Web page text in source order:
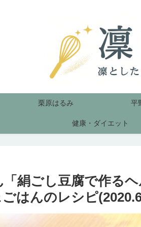
栗原はるみ 平
健康・ダイエット
絹ごし豆腐で作るヘ
はんのレシピ